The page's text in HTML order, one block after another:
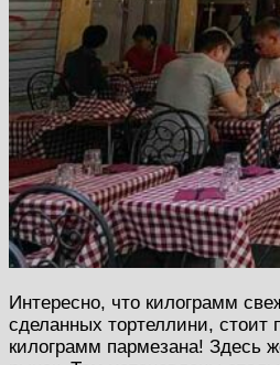
Интересно, что килограмм
сделанных тортеллини, стоит
килограмм пармезана! Здесь